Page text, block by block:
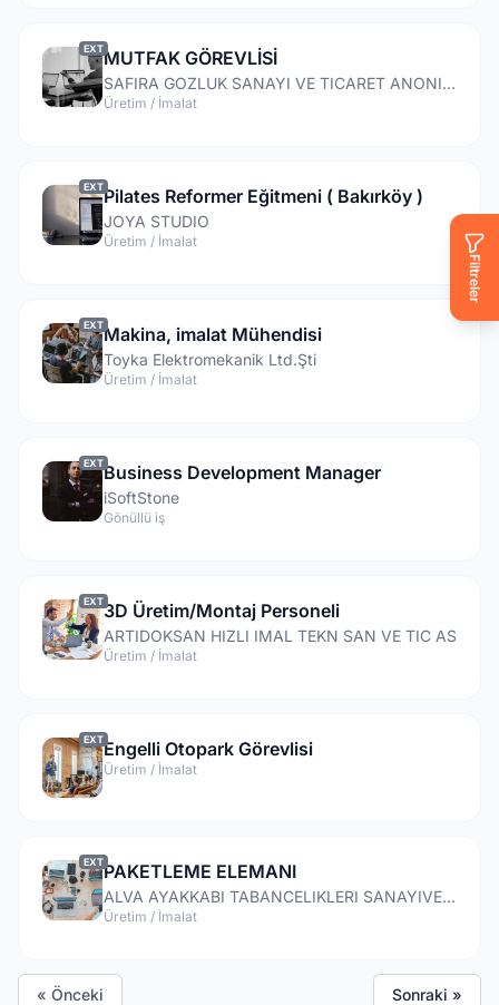
Filtreler
EXTMUTFAK GÖREVLİSİ
SAFIRA GOZLUK SANAYI VE TICARET ANONIM SIRKETI
Üretim / İmalat
EXTPilates Reformer Eğitmeni ( Bakırköy )
JOYA STUDIO
Üretim / İmalat
EXTMakina, imalat Mühendisi
Toyka Elektromekanik Ltd.Şti
Üretim / İmalat
EXTBusiness Development Manager
iSoftStone
Gönüllü iş
EXT3D Üretim/Montaj Personeli
ARTIDOKSAN HIZLI IMAL TEKN SAN VE TIC AS
Üretim / İmalat
EXTEngelli Otopark Görevlisi
Üretim / İmalat
EXTPAKETLEME ELEMANI
ALVA AYAKKABI TABANCELIKLERI SANAYIVE TIC.LTD.STI.
Üretim / İmalat
« Önceki Sonraki »